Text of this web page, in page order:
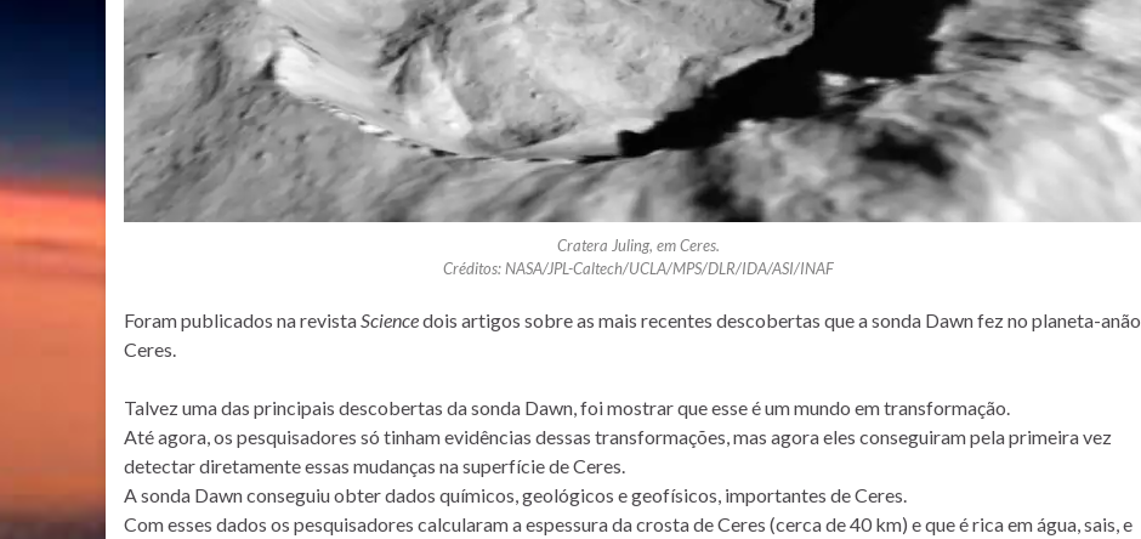
Cratera Juling, em Ceres.
Créditos: NASA/JPL-Caltech/UCLA/MPS/DLR/IDA/ASI/INAF
Foram publicados na revistaSciencedois artigos sobre as mais recentes descobertas que a sonda Dawn fez no planeta-anão
Ceres.
Talvez uma das principais descobertas da sonda Dawn, foi mostrar que esse é um mundo em transformação.
Até agora, os pesquisadores só tinham evidências dessas transformações, mas agora eles conseguiram pela primeira vez
detectar diretamente essas mudanças na superfície de Ceres.
A sonda Dawn conseguiu obter dados químicos, geológicos e geofísicos, importantes de Ceres.
Com esses dados os pesquisadores calcularam a espessura da crosta de Ceres (cerca de 40 km) e que é rica em água, sais, e